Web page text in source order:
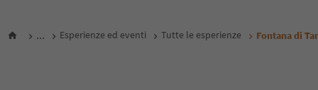
... Esperienze ed eventi Tutte le esperienze Fontana di